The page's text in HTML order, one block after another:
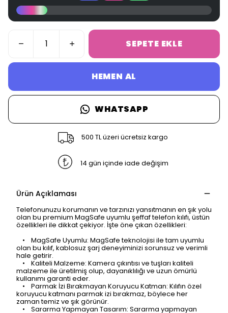
SEPETE EKLE
HEMEN AL
WHATSAPP
500 TL üzeri ücretsiz kargo
14 gün içinde iade değişim
Ürün Açıklaması
Telefonunuzu korumanın ve tarzınızı yansıtmanın en şık yolu
olan bu premium MagSafe uyumlu şeffaf telefon kılıfı, üstün
özellikleri ile dikkat çekiyor. İşte öne çıkan özellikleri:
• MagSafe Uyumlu: MagSafe teknolojisi ile tam uyumlu
olan bu kılıf, kablosuz şarj deneyiminizi sorunsuz ve verimli
hale getirir.
• Kaliteli Malzeme: Kamera çıkıntısı ve tuşları kaliteli
malzeme ile üretilmiş olup, dayanıklılığı ve uzun ömürlü
kullanımı garanti eder.
• Parmak İzi Bırakmayan Koruyucu Katman: Kılıfın özel
koruyucu katmanı parmak izi bırakmaz, böylece her
zaman temiz ve şık görünür.
• Sararma Yapmayan Tasarım: Sararma yapmayan